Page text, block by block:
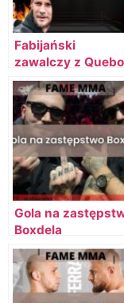
Fabijański
zawalczy z
Gola na
Boxdela